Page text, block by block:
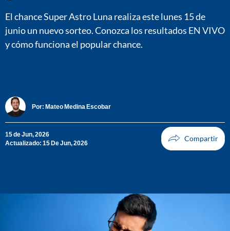
El chance Super Astro Luna realiza este lunes 15 de
junio un nuevo sorteo. Conozca los resultados EN VIVO
y cómo funciona el popular chance.
Por: Mateo Medina Escobar
15 de Jun, 2026
Actualizado: 15 De Jun, 2026